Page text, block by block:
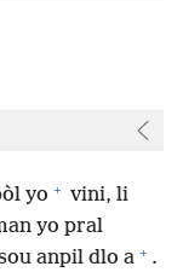
yo + vini, li
yo pral
anpil dlo a + .